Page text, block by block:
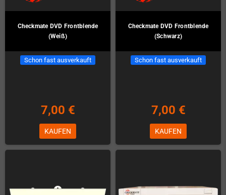
Checkmate DVD Frontblende
(Weiß)
Schon fast ausverkauft
7,00 €
KAUFEN
Checkmate DVD Frontblende
(Schwarz)
Schon fast ausverkauft
7,00 €
KAUFEN